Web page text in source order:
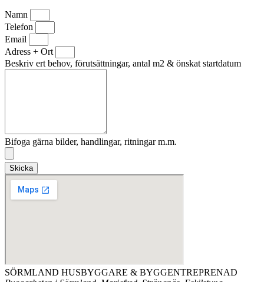
Namn
Telefon
Email
Adress + Ort
Beskriv ert behov, förutsättningar, antal m2 & önskat startdatum
Bifoga gärna bilder, handlingar, ritningar m.m.
Skicka
SÖRMLAND HUSBYGGARE & BYGGENTREPRENAD